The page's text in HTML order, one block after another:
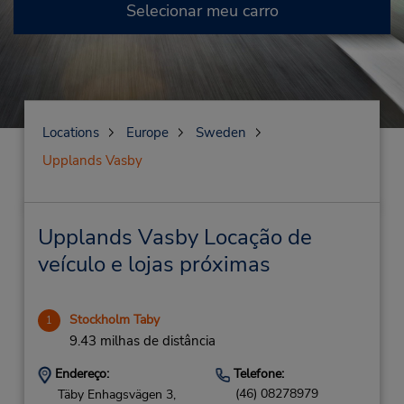
Selecionar meu carro
Locations Europe
Sweden
Upplands Vasby
Upplands Vasby Locação de
veículo e lojas próximas
1 Stockholm Taby
9.43 milhas de distância
Endereço:
Täby Enhagsvägen 3,
Telefone:
(46) 08278979